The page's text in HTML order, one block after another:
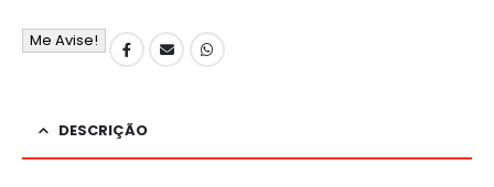
Me Avise!
DESCRIÇÃO